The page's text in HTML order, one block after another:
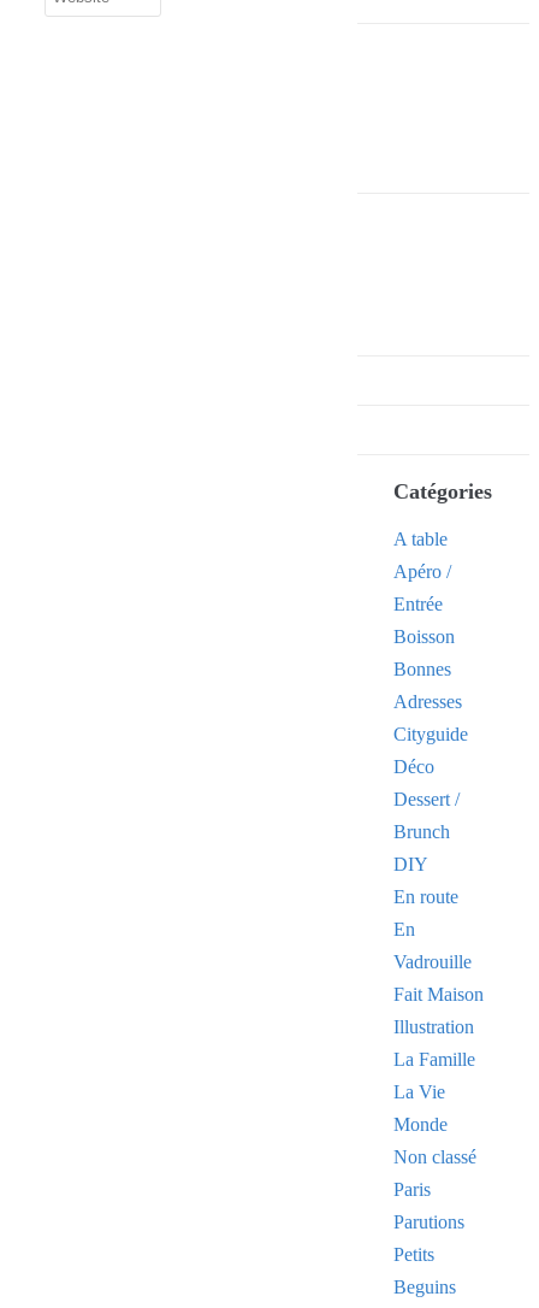
Catégories
A table
Apéro /
Entrée
Boisson
Bonnes
Adresses
Cityguide
Déco
Dessert /
Brunch
DIY
En route
En
Vadrouille
Fait Maison
Illustration
La Famille
La Vie
Monde
Non classé
Paris
Parutions
Petits
Beguins